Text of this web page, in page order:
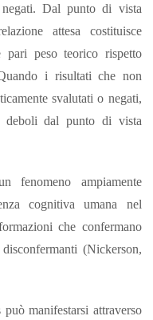
Dal punto di vista
attesa costituisce
pari peso teorico rispetto
i risultati che non
svalutati o negati,
deboli dal punto di vista
fenomeno ampiamente
cognitiva umana nel
che confermano
(Nickerson,
manifestarsi attraverso